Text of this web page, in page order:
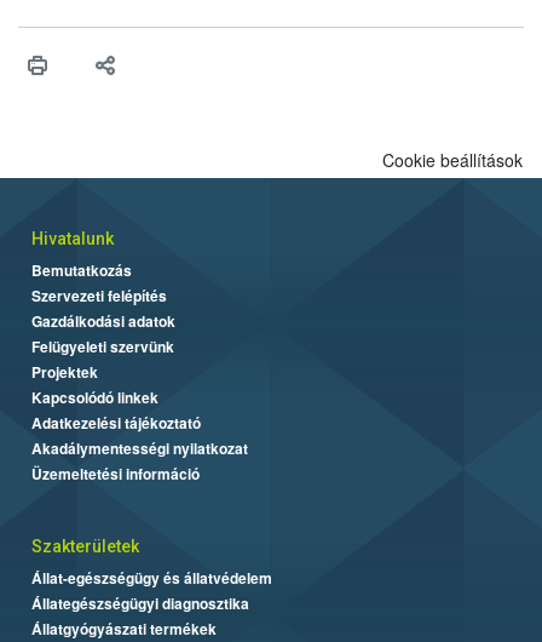
Cookie beállítások
Hivatalunk
Bemutatkozás
Szervezeti felépítés
Gazdálkodási adatok
Felügyeleti szervünk
Projektek
Kapcsolódó linkek
Adatkezelési tájékoztató
Akadálymentességi nyilatkozat
Üzemeltetési információ
Szakterületek
Állat-egészségügy és állatvédelem
Állategészségügyi diagnosztika
Állatgyógyászati termékek